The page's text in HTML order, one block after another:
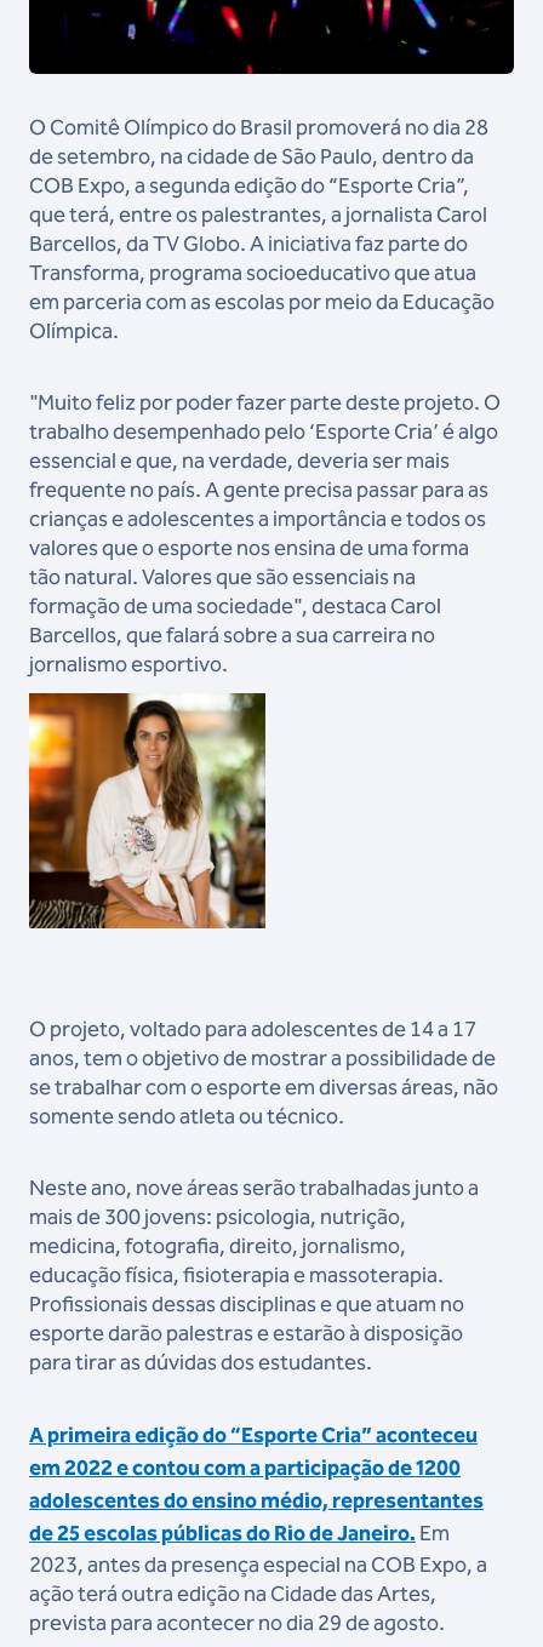
O Comitê Olímpico do Brasil promoverá no dia 28
de setembro, na cidade de São Paulo, dentro da
COB Expo, a segunda edição do “Esporte Cria”,
que terá, entre os palestrantes, a jornalista Carol
Barcellos, da TV Globo. A iniciativa faz parte do
Transforma, programa socioeducativo que atua
em parceria com as escolas por meio da Educação
Olímpica.
"Muito feliz por poder fazer parte deste projeto. O
trabalho desempenhado pelo ‘Esporte Cria’ é algo
essencial e que, na verdade, deveria ser mais
frequente no país. A gente precisa passar para as
crianças e adolescentes a importância e todos os
valores que o esporte nos ensina de uma forma
tão natural. Valores que são essenciais na
formação de uma sociedade", destaca Carol
Barcellos, que falará sobre a sua carreira no
jornalismo esportivo.
O projeto, voltado para adolescentes de 14 a 17
anos, tem o objetivo de mostrar a possibilidade de
se trabalhar com o esporte em diversas áreas, não
somente sendo atleta ou técnico.
Neste ano, nove áreas serão trabalhadas junto a
mais de 300 jovens: psicologia, nutrição,
medicina, fotografia, direito, jornalismo,
educação física, fisioterapia e massoterapia.
Profissionais dessas disciplinas e que atuam no
esporte darão palestras e estarão à disposição
para tirar as dúvidas dos estudantes.
A primeira edição do “Esporte Cria” aconteceu
em 2022 e contou com a participação de 1200
adolescentes do ensino médio, representantes
de 25 escolas públicas do Rio de Janeiro. Em
2023, antes da presença especial na COB Expo, a
ação terá outra edição na Cidade das Artes,
prevista para acontecer no dia 29 de agosto.